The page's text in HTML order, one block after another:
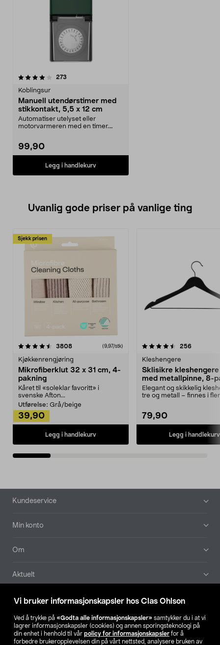
Vi bruker informasjonskapsler hos Clas Ohlson
Ved å trykke på «Godta alle informasjonskapsler» samtykker du i at vi
lagrer informasjonskapsler (cookies) og annen sporingsteknologi på
din enhet i henhold til vår policy for informasjonskapsler for å
forbedre brukeropplevelsen din på vårt nettsted, analysere bruken av
273
Koblingsur
Manuell utendørstimer med
stikkontakt, 5,5 x 12 cm
Automatiser utelyset eller
motorvarmeren med en timer.
99,90
Legg i handlekurv
Uvanlig gode priser på vanlige ting
Sjekk prisen
3808anmeldelser(9,97/stk)
Kjøkkenrengjøring
Mikrofiberklut 32 x 31 cm, 4-
pakning
Kåret til «soleklar favoritt» i
svenske Afton...
Utførelse: Grå/beige
39,90
Legg i handlekurv
4.5av 5 stjerner 256
Kleshengere
Sklisikre
med metallpinne, 8-
Elegant og skikkelig
tre og metall – finnes i
79,90
Legg i handlekurv
4.5av 5 stjerner
Bunntekst
Kundeservice
Min konto
Om
Aktuelt
Våre selskaper
Finn din butikk